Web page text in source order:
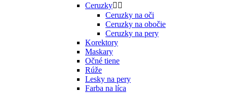
Ceruzky 
Ceruzky na oči
Ceruzky na obočie
Ceruzky na pery
Korektory
Maskary
Očné tiene
Rúže
Lesky na pery
Farba na líca